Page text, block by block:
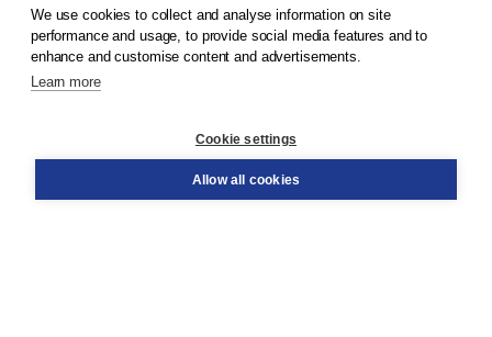
Terms and Conditions (for consumers)
Terms and Conditions (for businesses)
Promotional terms
We use cookies to collect and analyse information on site
performance and usage, to provide social media features and to
enhance and customise content and advertisements.
Learn more
Cookie settings
Allow all cookies